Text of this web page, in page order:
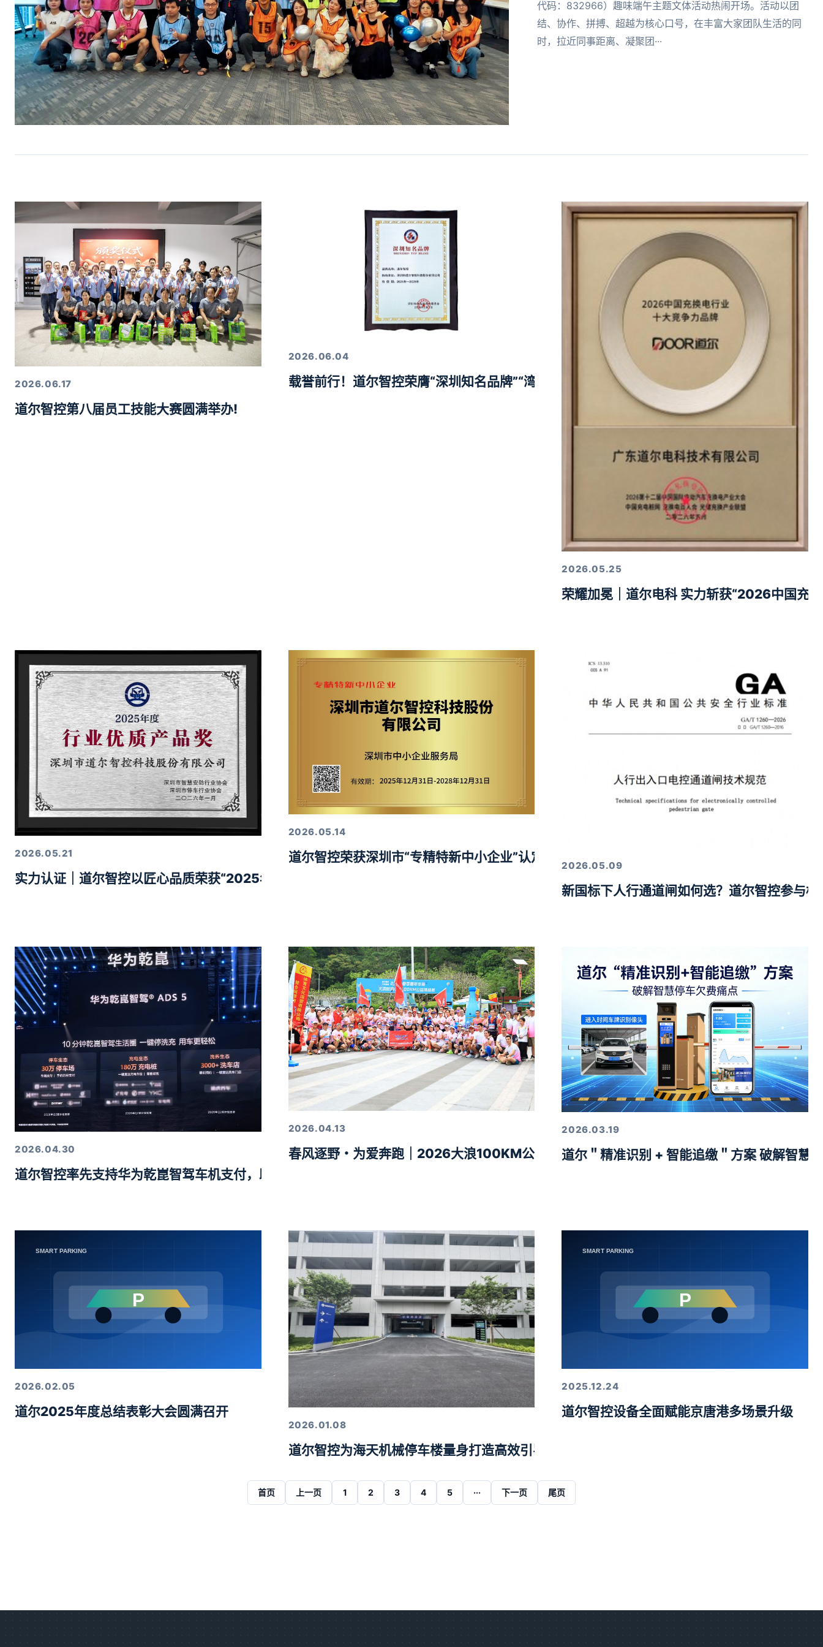
代码：832966）趣味端午主题文体活动热闹开场。活动以团
结、协作、拼搏、超越为核心口号，在丰富大家团队生活的同
时，拉近同事距离、凝聚团···
2026.06.17
道尔智控第八届员工技能大赛圆满举办!
2026.06.04
载誉前行！道尔智控荣膺“深圳知名品牌”“湾区知名品牌”双重认证
2026.05.25
荣耀加冕｜道尔电科 实力斩获“2026中国充
2026.05.21
实力认证｜道尔智控以匠心品质荣获“2025年度行业优质产品奖”
2026.05.14
道尔智控荣获深圳市“专精特新中小企业”认定，以硬核技术筑牢行业标杆
2026.05.09
新国标下人行通道闸如何选？道尔智控参与
2026.04.30
道尔智控率先支持华为乾崑智驾车机支付，助力10分钟智驾生活圈落地
2026.04.13
春风逐野・为爱奔跑｜2026大浪100KM公益挑战赛圆满举行
2026.03.19
道尔＂精准识别 + 智能追缴＂方案 破解智慧
2026.02.05
道尔2025年度总结表彰大会圆满召开
2026.01.08
道尔智控为海天机械停车楼量身打造高效引导解决方案
2025.12.24
道尔智控设备全面赋能京唐港多场景升级
首页 上一页 1 2 3 4 5 ··· 下一页 尾页